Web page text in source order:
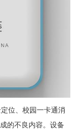
位、校园一卡通消
的不良内容。设备